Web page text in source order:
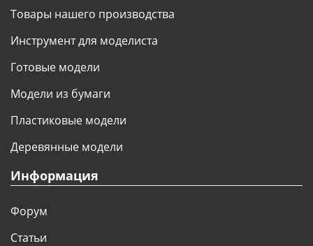
Нестандартные заготовки
Новогодние изделия
Дерево БАЛЬЗА и
Модели из ФП смолы
Детские товары
АРХИВ
Товары нашего производства
Инструмент для моделиста
Готовые модели
Модели из бумаги
Пластиковые модели
Деревянные модели
Информация
Форум
Статьи